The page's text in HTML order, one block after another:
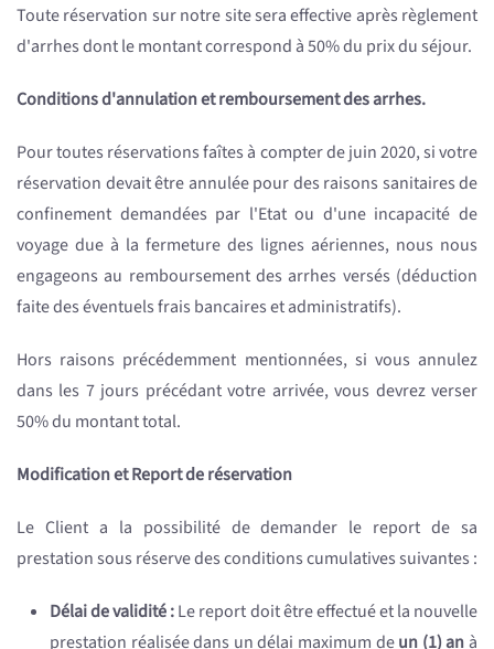
Toute réservation sur notre site sera effective après règlement
d'arrhes dont le montant correspond à 50% du prix du séjour.
Conditions d'annulation et remboursement des arrhes.
Pour toutes réservations faîtes à compter de juin 2020, si votre
réservation devait être annulée pour des raisons sanitaires de
confinement demandées par l'Etat ou d'une incapacité de
voyage due à la fermeture des lignes aériennes, nous nous
engageons au remboursement des arrhes versés (déduction
faite des éventuels frais bancaires et administratifs).
Hors raisons précédemment mentionnées, si vous annulez
dans les 7 jours précédant votre arrivée, vous devrez verser
50% du montant total.
Modification et Report de réservation
Le Client a la possibilité de demander le report de sa
prestation sous réserve des conditions cumulatives suivantes :
Délai de validité :Le report doit être effectué et la nouvelle
prestation réalisée dans un délai maximum deun (1) an à